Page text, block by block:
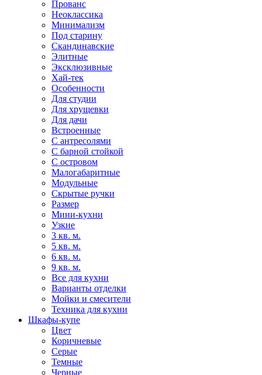
Прованс
Неоклассика
Минимализм
Под старину
Скандинавские
Элитные
Эксклюзивные
Хай-тек
Особенности
Для студии
Для хрущевки
Для дачи
Встроенные
С антресолями
С барной стойкой
С островом
Малогабаритные
Модульные
Скрытые ручки
Размер
Мини-кухни
Узкие
3 кв. м.
5 кв. м.
6 кв. м.
9 кв. м.
Все для кухни
Варианты отделки
Мойки и смесители
Техника для кухни
Шкафы-купе
Цвет
Коричневые
Серые
Темные
Черные